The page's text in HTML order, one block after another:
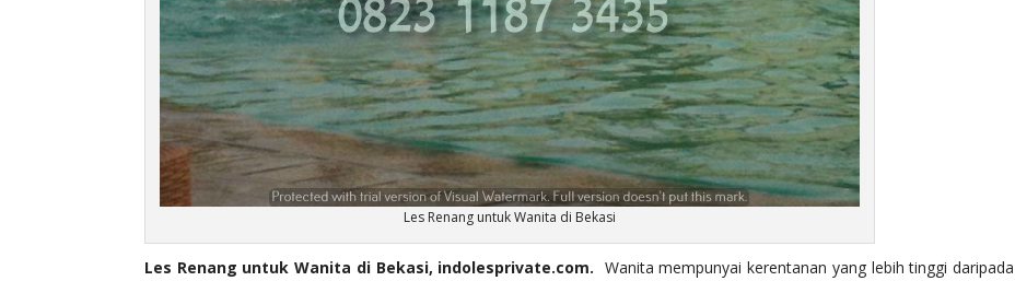
Les Renang untuk Wanita di Bekasi
Les Renang untuk Wanita di Bekasi, indolesprivate.com. Wanita mempunyai kerentanan yang lebih tinggi daripada